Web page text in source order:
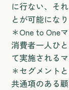
に行ない、そ
とが可能になり
＊One to One
消費者一人ひ
て実施される
＊セグメント
共通項のある